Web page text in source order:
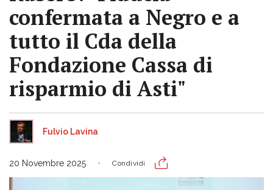
confermata a Negro e a
tutto il Cda della
Fondazione Cassa di
risparmio di Asti"
Fulvio Lavina
20 Novembre 2025 Condividi